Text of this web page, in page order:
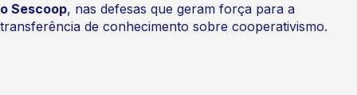
o Sescoop, nas defesas que geram força para a
transferência de conhecimento sobre cooperativismo.